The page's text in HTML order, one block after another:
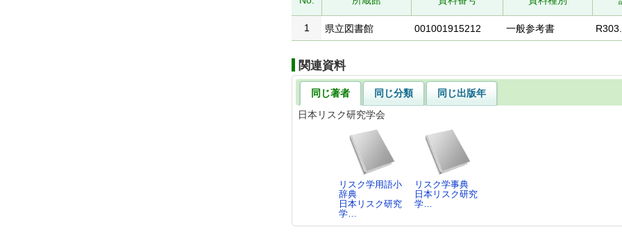
1
県立図書館 001001915212 一般参考書
関連資料
同じ著者 同じ分類
同じ出版年
日本リスク研究学会
リスク学用語小
辞典
日本リスク研究
学…
リスク学事典
日本リスク研究
学…